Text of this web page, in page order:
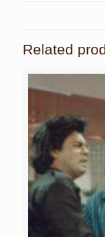
Related